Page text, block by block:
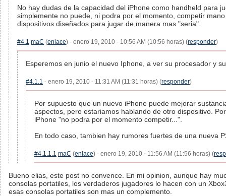
No hay dudas de la capacidad del iPhone como handheld para
simplemente no puede, ni podra por el momento, competir
dispositivos diseñados para jugar de manera mas "seria".
#4.1 maC (enlace) - enero 19, 2010 - 10:56 AM (10:56 horas) (responder)
Esperemos en junio el nuevo Iphone, a ver su procesador y
#4.1.1 - enero 19, 2010 - 11:31 AM (11:31 horas) (responder)
Por supuesto que un nuevo iPhone puede mejorar
aspectos, pero estariamos hablando de otro dispositivo.
iPhone "no podra por el momento competir...".
En todo caso, tambien hay rumores fuertes de una nueva
#4.1.1.1 maC (enlace) - enero 19, 2010 - 11:56 AM (11:56 horas) (
Bueno elias, este post no convence. En mi opinion, aunque hay
consolas portatiles, los verdaderos jugadores lo hacen con un
esas consolas portatiles son mas un complemento.